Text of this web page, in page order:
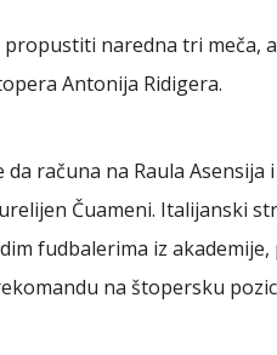
naredna tri meča,
Antonija Ridigera.
računa na Raula Asensija
Čuameni. Italijanski
fudbalerima iz
na štopersku